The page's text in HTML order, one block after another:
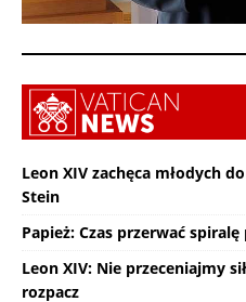
Leon XIV zachęca młodych
Stein
Papież: Czas przerwać
Leon XIV: Nie przeceniajmy
rozpacz